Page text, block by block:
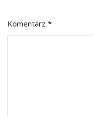
Komentarz *